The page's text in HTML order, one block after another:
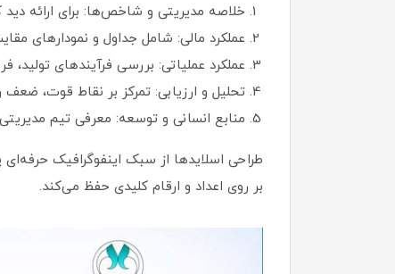
خلاصه مدیریتی و شاخص‌ها: برای ارائه
عملکرد مالی: شامل جداول و نمودارهای
عملکرد عملیاتی: بررسی فرآیندهای
تحلیل و ارزیابی: تمرکز بر نقاط قوت،
منابع انسانی و توسعه: معرفی تیم
طراحی اسلایدها از سبک اینفوگرافیک
بر روی اعداد و ارقام کلیدی حفظ می‌کند.